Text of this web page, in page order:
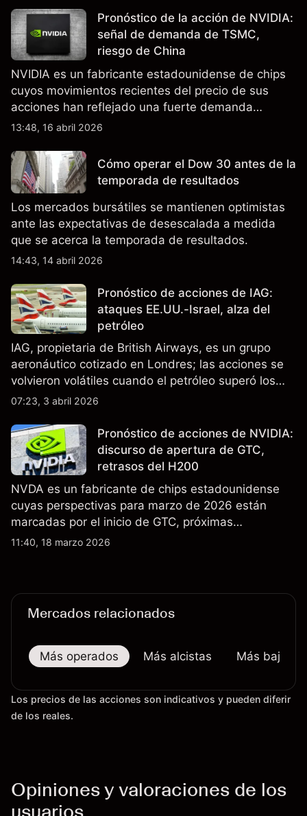
Pronóstico de la acción de NVIDIA:
señal de demanda de TSMC,
riesgo de China
NVIDIA es un fabricante estadounidense de chips
cuyos movimientos recientes del precio de sus
acciones han reflejado una fuerte demanda
relacionada con la IA, ingresos trimestrales récord
de exportación de EE.UU. que afectan las ventas
en China.
13:48, 16 abril 2026
Cómo operar el Dow 30 antes de la
temporada de resultados
Los mercados bursátiles se mantienen optimistas
ante las expectativas de desescalada a medida
que se acerca la temporada de resultados.
14:43, 14 abril 2026
Pronóstico de acciones de IAG:
ataques EE.UU.-Israel, alza del
petróleo
IAG, propietaria de British Airways, es un grupo
aeronáutico cotizado en Londres; las acciones se
volvieron volátiles cuando el petróleo superó los
$105 y los cierres del espacio aéreo de Oriente
no es un indicador fiable de resultados futuros..
07:23, 3 abril 2026
Pronóstico de acciones de NVIDIA:
discurso de apertura de GTC,
retrasos del H200
NVDA es un fabricante de chips estadounidense
cuyas perspectivas para marzo de 2026 están
marcadas por el inicio de GTC, próximas
actualizaciones de productos y la incertidumbre
11:40, 18 marzo 2026
Mercados relacionados
Más operados Más alcistas Más bajistas
Los precios de las acciones son indicativos y pueden diferir
de los reales.
Opiniones y valoraciones de los
usuarios